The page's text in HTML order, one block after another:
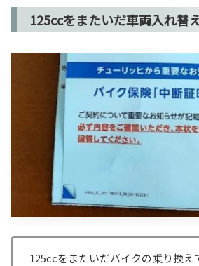
125ccをまたいだ車両入れ替
125ccをまたいだバイクの乗り換え